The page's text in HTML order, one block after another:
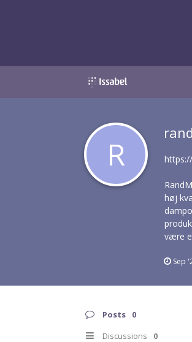
R
høj
være
Sep
Posts 0
Discussions 0